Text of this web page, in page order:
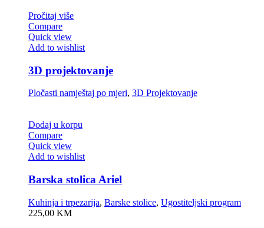
Pročitaj više
Compare
Quick view
Add to wishlist
3D projektovanje
Pločasti namještaj po mjeri, 3D Projektovanje
Dodaj u korpu
Compare
Quick view
Add to wishlist
Barska stolica Ariel
Kuhinja i trpezarija, Barske stolice, Ugostiteljski program
225,00 KM